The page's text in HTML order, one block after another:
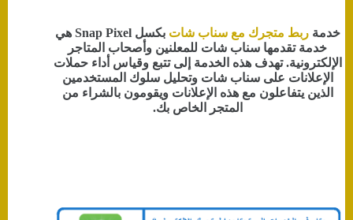
خدمةربط متجرك مع سناب شات
بكسل Snap Pixel هي
خدمة تقدمها سناب شات للمعلنين وأصحاب المتاجر
الإلكترونية. تهدف هذه الخدمة إلى تتبع وقياس أداء حملات
الإعلانات على سناب شات وتحليل سلوك المستخدمين
الذين يتفاعلون مع هذه الإعلانات ويقومون بالشراء من
المتجر الخاص بك.